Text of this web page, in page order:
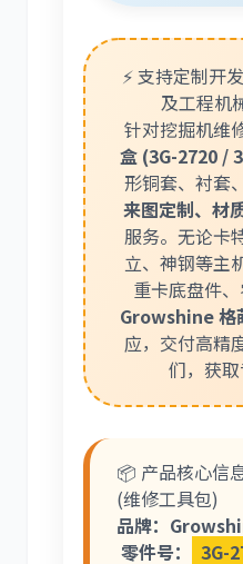
利勃海尔
山猫
潍柴
⚡ 支持定制开
及工程机
针对挖掘机维
盒 (3G-2720 /
形铜套、衬套
来图定制、材
服务。无论卡
立、神钢等主
重卡底盘件、
Growshine 格
应，交付高精
们，获取
📦 产品核心信
(维修工具包)
品牌：
零件号：
3G-